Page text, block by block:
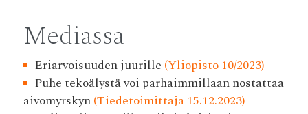
Mediassa
Eriarvoisuuden juurille (Yliopisto 10/2023)
Puhe tekoälystä voi parhaimmillaan nostattaa
aivomyrskyn(Tiedetoimittaja 15.12.2023)